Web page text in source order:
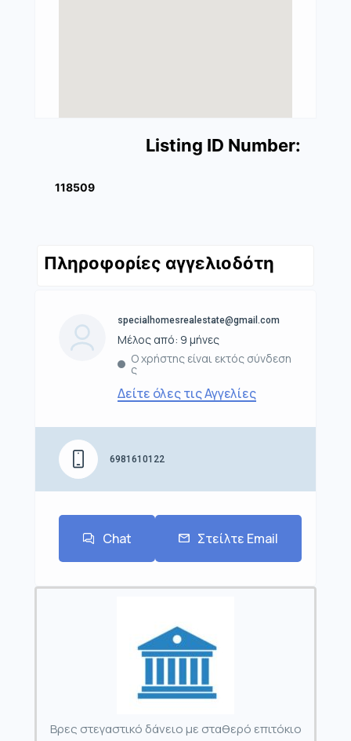
Listing ID Number:
118509
Πληροφορίες αγγελιοδότη
specialhomesrealestate@gmail.com
Μέλος από: 9 μήνες
Ο χρήστης είναι εκτός σύνδεση
ς
Δείτε όλες τις Αγγελίες
6981610122
Chat Στείλτε Email
Βρες στεγαστικό δάνειο με σταθερό επιτόκιο